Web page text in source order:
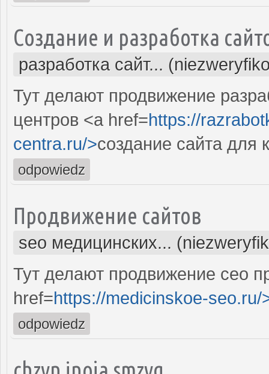
Создание и разработка
разработка сайт...
Тут делают продвижение
центров <a href=https://
centra.ru/>создание сайта для
odpowiedz
Продвижение сайтов
seo медицинских...
Тут делают продвижение сео
href=https://medicinskoe-seo.ru/
odpowiedz